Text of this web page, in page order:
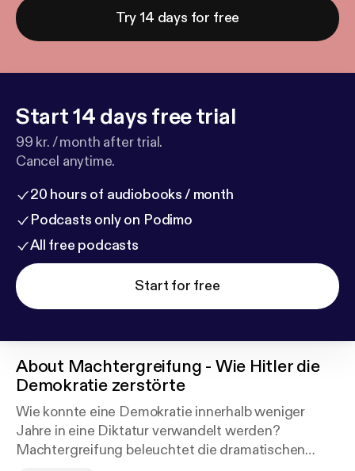
Try 14 days for free
Start 14 days free trial
99 kr. / month after trial.
Cancel anytime.
20 hours of audiobooks / month
Podcasts only on Podimo
All free podcasts
Start for free
About Machtergreifung - Wie Hitler die
Demokratie zerstörte
Wie konnte eine Demokratie innerhalb weniger
Jahre in eine Diktatur verwandelt werden?
Machtergreifung beleuchtet die dramatischen